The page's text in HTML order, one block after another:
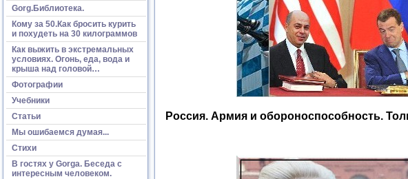
Gorg.Библиотека.
Кому за 50.Как бросить курить
и похудеть на 30 килограммов
Как выжить в экстремальных
условиях. Огонь, еда, вода и
крыша над головой…
Фотографии
Учебники
Статьи
Мы ошибаемся думая...
Стихи
В гостях у Gorga. Беседа с
интересным человеком.
Россия. Армия и обороноспособность.